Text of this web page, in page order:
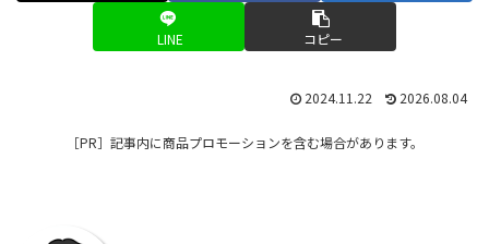
LINE コピー
2024.11.22 2026.08.04
［PR］ 記事内に商品プロモーションを含む場合があります。